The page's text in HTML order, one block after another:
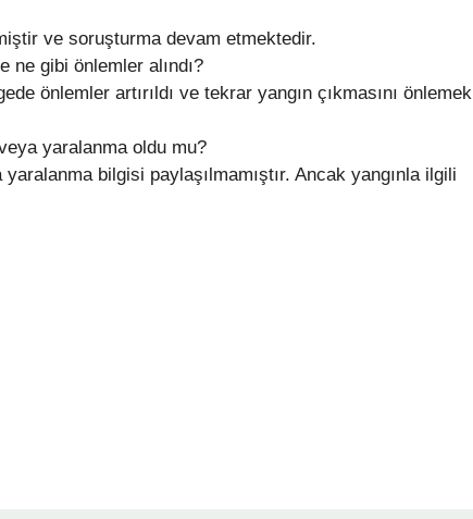
ve soruşturma devam etmektedir.
ne gibi önlemler alındı?
önlemler artırıldı ve tekrar yangın çıkmasını önlemek
yaralanma oldu mu?
bilgisi paylaşılmamıştır. Ancak yangınla ilgili